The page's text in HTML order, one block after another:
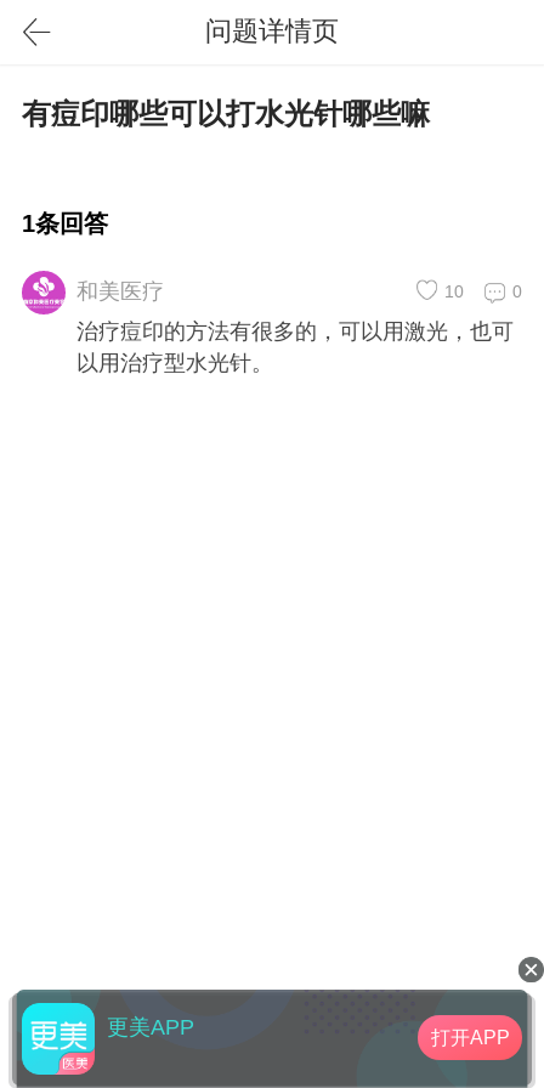
问题详情页
有痘印哪些可以打水光针哪些嘛
1条回答
和美医疗 0
10
治疗痘印的方法有很多的，可以用激光，也可
以用治疗型水光针。
更美APP 打开APP